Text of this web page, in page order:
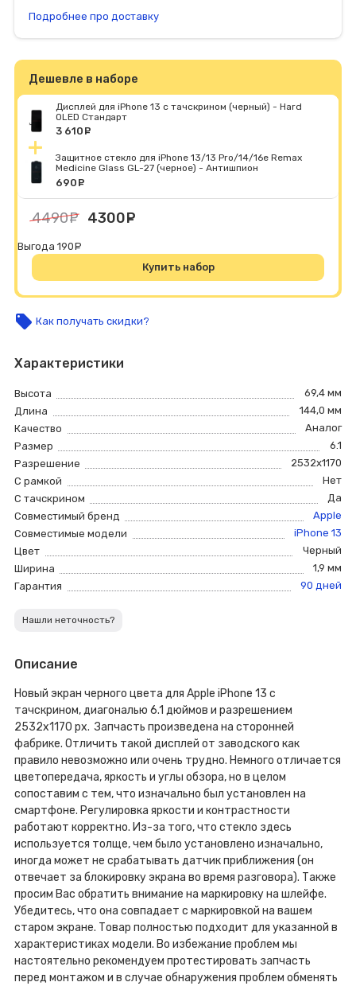
Подробнее про доставку
Дешевле в наборе
Дисплей для iPhone 13 с тачскрином (черный) - Hard
OLED Стандарт
3 610
Защитное стекло для iPhone 13/13 Pro/14/16e Remax
Medicine Glass GL-27 (черное) - Антишпион
690
4490 руб.
4300
Выгода 190
Купить набор
local_offer Как получать скидки?
Характеристики
Высота
69,4 мм
Длина
144,0 мм
Качество
Аналог
Размер
6.1
Разрешение
2532х1170
С рамкой
Нет
С тачскрином
Да
Совместимый бренд
Apple
Совместимые модели
iPhone 13
Цвет
Черный
Ширина
1,9 мм
Гарантия
90 дней
Нашли неточность?
Описание
Новый экран черного цвета для Apple iPhone 13 с
тачскрином, диагональю 6.1 дюймов и разрешением
2532х1170 px. Запчасть произведена на сторонней
фабрике. Отличить такой дисплей от заводского как
правило невозможно или очень трудно. Немного отличается
цветопередача, яркость и углы обзора, но в целом
сопоставим с тем, что изначально был установлен на
смартфоне. Регулировка яркости и контрастности
работают корректно. Из-за того, что стекло здесь
используется толще, чем было установлено изначально,
иногда может не срабатывать датчик приближения (он
отвечает за блокировку экрана во время разговора). Также
просим Вас обратить внимание на маркировку на шлейфе.
Убедитесь, что она совпадает с маркировкой на вашем
старом экране. Товар полностью подходит для указанной в
характеристиках модели. Во избежание проблем мы
настоятельно рекомендуем протестировать запчасть
перед монтажом и в случае обнаружения проблем обменять